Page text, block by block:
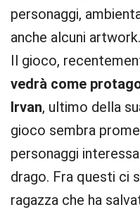
personaggi,
anche alcuni artwork.
Il gioco,
vedrà come
Irvan, ultimo della
gioco sembra
personaggi
drago. Fra questi ci
ragazza che ha